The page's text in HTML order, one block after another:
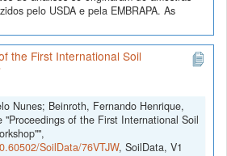
pelo USDA e pela EMBRAPA. As
the First International Soil
Nunes; Beinroth, Fernando Henrique,
"Proceedings of the First International Soil
SoilData/76VTJW, SoilData, V1